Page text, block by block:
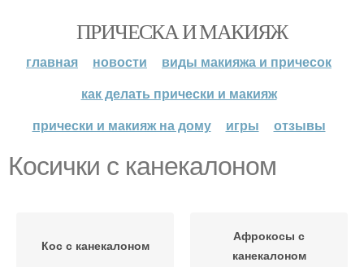
ПРИЧЕСКА И МАКИЯЖ
главная новости
виды макияжа и причесок
как делать прически и макияж
прически и макияж на дому
игры отзывы
Косички с канекалоном
Кос с канекалоном
Афрокосы с
канекалоном